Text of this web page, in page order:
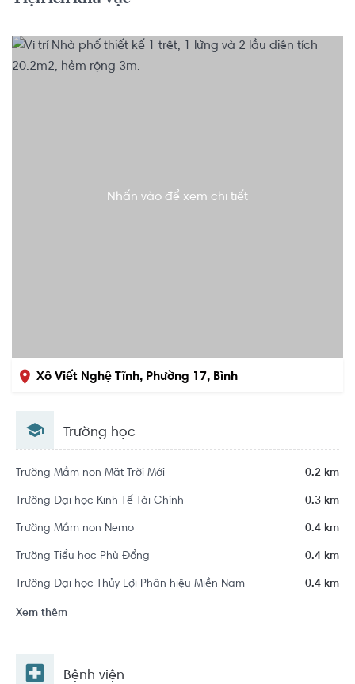
Nhấn vào để xem chi tiết
Xô Viết Nghệ Tĩnh, Phường 17, Bình
Trường học
Trường Mầm non Mặt Trời Mới 0.2 km
Trường Đại học Kinh Tế Tài Chính 0.3 km
Trường Mầm non Nemo 0.4 km
Trường Tiểu học Phù Đổng 0.4 km
Trường Đại học Thủy Lợi Phân hiệu Miền Nam 0.4 km
Xem thêm
Bệnh viện